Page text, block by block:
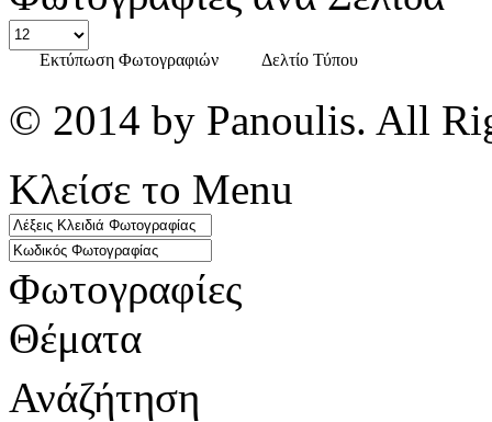
Εκτύπωση Φωτογραφιών Δελτίο Τύπου
© 2014 by Panoulis. All
Κλείσε το Menu
Φωτογραφίες
Θέματα
Ανάζήτηση